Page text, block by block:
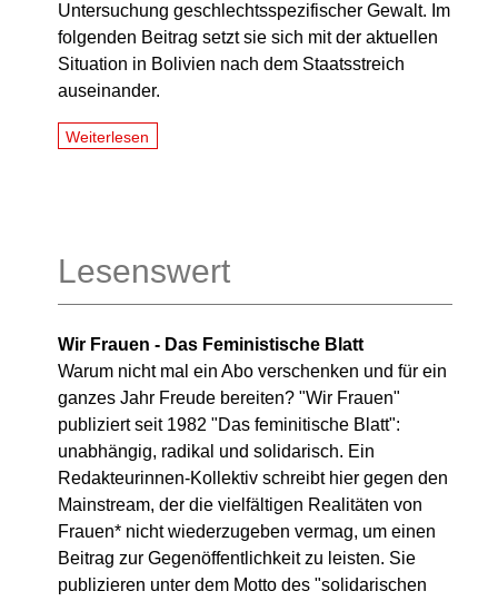
Untersuchung geschlechtsspezifischer Gewalt. Im
folgenden Beitrag setzt sie sich mit der aktuellen
Situation in Bolivien nach dem Staatsstreich
auseinander.
Weiterlesen
Lesenswert
Wir Frauen - Das Feministische Blatt
Warum nicht mal ein Abo verschenken und für ein
ganzes Jahr Freude bereiten? "Wir Frauen"
publiziert seit 1982 "Das feminitische Blatt":
unabhängig, radikal und solidarisch. Ein
Redakteurinnen-Kollektiv schreibt hier gegen den
Mainstream, der die vielfältigen Realitäten von
Frauen* nicht wiederzugeben vermag, um einen
Beitrag zur Gegenöffentlichkeit zu leisten. Sie
publizieren unter dem Motto des "solidarischen